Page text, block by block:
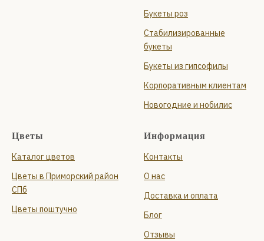
Букеты роз
Стабилизированные
букеты
Букеты из гипсофилы
Корпоративным клиентам
Новогодние и нобилис
Цветы
Каталог цветов
Цветы в Приморский район
СПб
Цветы поштучно
Информация
Контакты
О нас
Доставка и оплата
Блог
Отзывы